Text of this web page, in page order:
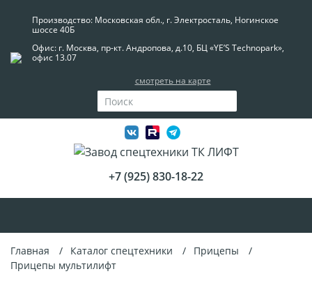
Производство: Московская обл., г. Электросталь, Ногинское
шоссе 40Б
Офис: г. Москва, пр-кт. Андропова, д.10, БЦ «YE’S Technopark»,
офис 13.07
смотреть на карте
+7 (925) 830-18-22
Главная Каталог спецтехники
Прицепы
Прицепы мультилифт